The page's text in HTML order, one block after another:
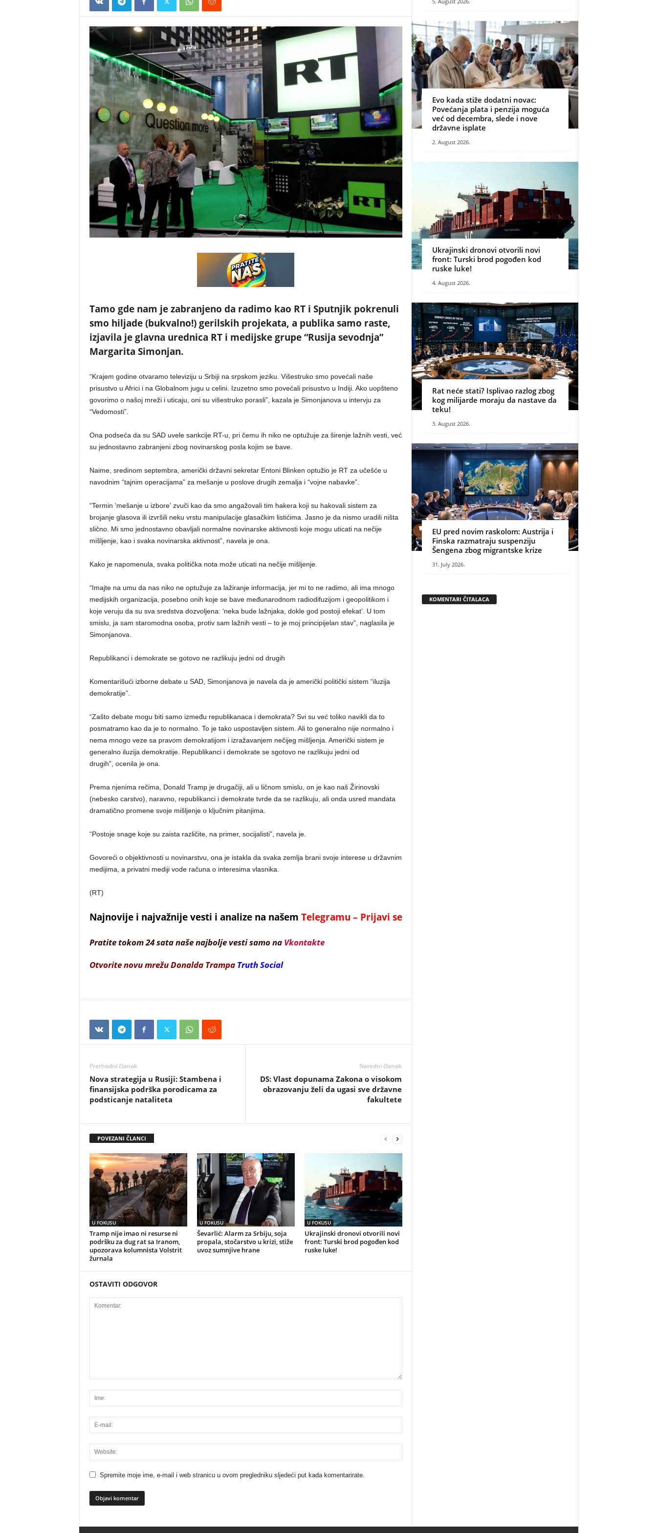
Tamo gde nam je zabranjeno da radimo kao RT i Sputnjik pokrenuli
smo hiljade (bukvalno!) gerilskih projekata, a publika samo raste,
izjavila je glavna urednica RT i medijske grupe “Rusija sevodnja”
Margarita Simonjan.
“Krajem godine otvaramo televiziju u Srbiji na srpskom jeziku. Višestruko smo povećali naše
prisustvo u Africi i na Globalnom jugu u celini. Izuzetno smo povećali prisustvo u Indiji. Ako uopšteno
govorimo o našoj mreži i uticaju, oni su višestruko porasli”, kazala je Simonjanova u intervju za
“Vedomosti”.
Ona podseća da su SAD uvele sankcije RT-u, pri čemu ih niko ne optužuje za širenje lažnih vesti, već
su jednostavno zabranjeni zbog novinarskog posla kojim se bave.
Naime, sredinom septembra, američki državni sekretar Entoni Blinken optužio je RT za učešće u
navodnim “tajnim operacijama” za mešanje u poslove drugih zemalja i “vojne nabavke”.
“Termin ‘mešanje u izbore’ zvuči kao da smo angažovali tim hakera koji su hakovali sistem za
brojanje glasova ili izvršili neku vrstu manipulacije glasačkim listićima. Jasno je da nismo uradili ništa
slično. Mi smo jednostavno obavljali normalne novinarske aktivnosti koje mogu uticati na nečije
mišljenje, kao i svaka novinarska aktivnost”, navela je ona.
Kako je napomenula, svaka politička nota može uticati na nečije mišljenje.
“Imajte na umu da nas niko ne optužuje za lažiranje informacija, jer mi to ne radimo, ali ima mnogo
medijskih organizacija, posebno onih koje se bave međunarodnom radiodifuzijom i geopolitikom i
koje veruju da su sva sredstva dozvoljena: ‘neka bude lažnjaka, dokle god postoji efekat’. U tom
smislu, ja sam staromodna osoba, protiv sam lažnih vesti – to je moj principijelan stav”, naglasila je
Simonjanova.
Republikanci i demokrate se gotovo ne razlikuju jedni od drugih
Komentarišući izborne debate u SAD, Simonjanova je navela da je američki politički sistem “iluzija
demokratije”.
“Zašto debate mogu biti samo između republikanaca i demokrata? Svi su već toliko navikli da to
posmatramo kao da je to normalno. To je tako uspostavljen sistem. Ali to generalno nije normalno i
nema mnogo veze sa pravom demokratijom i izražavanjem nečijeg mišljenja. Američki sistem je
generalno iluzija demokratije. Republikanci i demokrate se sgotovo ne razlikuju jedni od
drugih”, ocenila je ona.
Prema njenima rečima, Donald Tramp je drugačiji, ali u ličnom smislu, on je kao naš Žirinovski
(nebesko carstvo), naravno, republikanci i demokrate tvrde da se razlikuju, ali onda usred mandata
dramatično promene svoje mišljenje o ključnim pitanjima.
“Postoje snage koje su zaista različite, na primer, socijalisti”, navela je.
Govoreći o objektivnosti u novinarstvu, ona je istakla da svaka zemlja brani svoje interese u državnim
medijima, a privatni mediji vode računa o interesima vlasnika.
(RT)
Najnovije i najvažnije vesti i analize na našem Telegramu – Prijavi se
Pratite tokom 24 sata naše najbolje vesti samo na Vkontakte
Otvorite novu mrežu Donalda Trampa Truth Social
Prethodni članak
Nova strategija u Rusiji: Stambena i
finansijska podrška porodicama za
podsticanje nataliteta
Naredni članak
DS: Vlast dopunama Zakona o visokom
obrazovanju želi da ugasi sve državne
fakultete
POVEZANI ČLANCI
U FOKUSU
Tramp nije imao ni resurse ni
podršku za dug rat sa Iranom,
upozorava kolumnista Volstrit
žurnala
U FOKUSU
Ševarlić: Alarm za Srbiju, soja
propala, stočarstvo u krizi, stiže
uvoz sumnjive hrane
U FOKUSU
Ukrajinski dronovi otvorili novi
front: Turski brod pogođen kod
ruske luke!
OSTAVITI ODGOVOR
Spremite moje ime, e-mail i web stranicu u ovom pregledniku sljedeći put kada komentarirate.
Evo kada stiže dodatni novac:
Povećanja plata i penzija moguća
već od decembra, slede i nove
državne isplate
2. August 2026.
Ukrajinski dronovi otvorili novi
front: Turski brod pogođen kod
ruske luke!
4. August 2026.
Rat neće stati? Isplivao razlog zbog
kog milijarde moraju da nastave da
teku!
3. August 2026.
EU pred novim raskolom: Austrija i
Finska razmatraju suspenziju
Šengena zbog migrantske krize
31. July 2026.
KOMENTARI ČITALACA